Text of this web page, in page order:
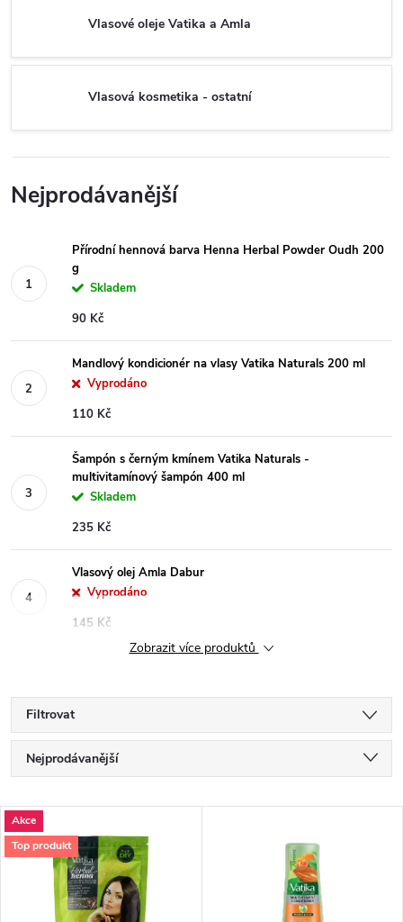
Vlasové oleje Vatika a Amla
Vlasová kosmetika - ostatní
Nejprodávanější
Přírodní hennová barva Henna Herbal Powder Oudh 200
g
Skladem
90 Kč
Mandlový kondicionér na vlasy Vatika Naturals 200 ml
Vyprodáno
110 Kč
Šampón s černým kmínem Vatika Naturals -
multivitamínový šampón 400 ml
Skladem
235 Kč
Vlasový olej Amla Dabur
Vyprodáno
145 Kč
Zobrazit více produktů
Filtrovat
Ř
a
z
Nejprodávanější
Nejdražší
Abecedně
V
ý
Akce
Top produkt